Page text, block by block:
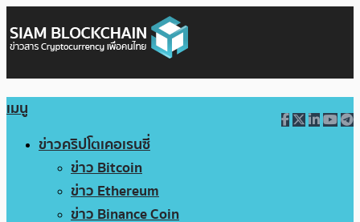
เมนู
ข่าวคริปโตเคอเรนซี่
ข่าว Bitcoin
ข่าว Ethereum
ข่าว Binance Coin